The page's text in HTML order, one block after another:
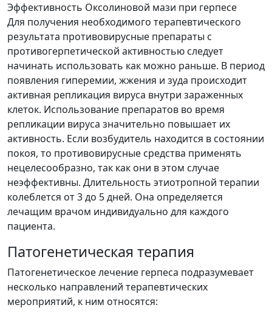
Эффективность Оксолиновой мази при герпесе
Для получения необходимого терапевтического
результата противовирусные препараты с
противогерпетической активностью следует
начинать использовать как можно раньше. В период
появления гиперемии, жжения и зуда происходит
активная репликация вируса внутри зараженных
клеток. Использование препаратов во время
репликации вируса значительно повышает их
активность. Если возбудитель находится в состоянии
покоя, то противовирусные средства применять
нецелесообразно, так как они в этом случае
неэффективны. Длительность этиотропной терапии
колеблется от 3 до 5 дней. Она определяется
лечащим врачом индивидуально для каждого
пациента.
Патогенетическая терапия
Патогенетическое лечение герпеса подразумевает
несколько направлений терапевтических
мероприятий, к ним относятся: